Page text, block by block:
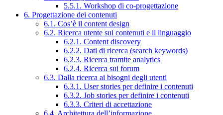
5.5.1. Workshop di co-progettazione
6. Progettazione dei contenuti
6.1. Cos’è il content design
6.2. Ricerca utente sui contenuti e il linguaggio
6.2.1. Content discovery
6.2.2. Dati di ricerca (search keywords)
6.2.3. Ricerca tramite analytics
6.2.4. Ricerca sui forum
6.3. Dalla ricerca ai bisogni degli utenti
6.3.1. User stories per definire i contenuti
6.3.2. Job stories per definire i contenuti
6.3.3. Criteri di accettazione
6.4. Architettura dell’informazione